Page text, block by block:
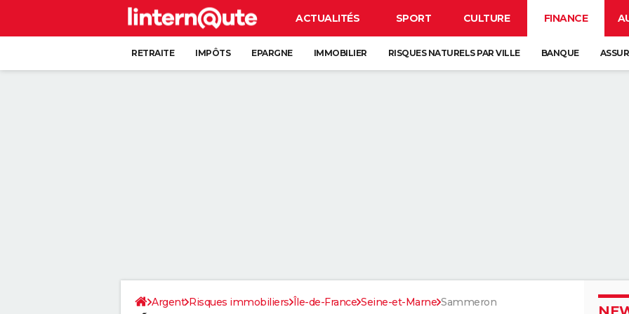
ACTUALITÉS SPORT CULTURE FINANCE
RETRAITE IMPÔTS EPARGNE IMMOBILIER RISQUES NATURELS PAR VILLE BANQUE
Argent Risques immobiliers Île-de-France Seine-et-Marne Sammeron